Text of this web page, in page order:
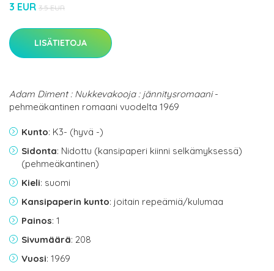
3 EUR 3.5 EUR
LISÄTIETOJA
Adam Diment : Nukkevakooja : jännitysromaani-
pehmeäkantinen romaani vuodelta 1969
Kunto: K3- (hyvä -)
Sidonta: Nidottu (kansipaperi kiinni selkämyksessä)
(pehmeäkantinen)
Kieli: suomi
Kansipaperin kunto: joitain repeämiä/kulumaa
Painos: 1
Sivumäärä: 208
Vuosi: 1969